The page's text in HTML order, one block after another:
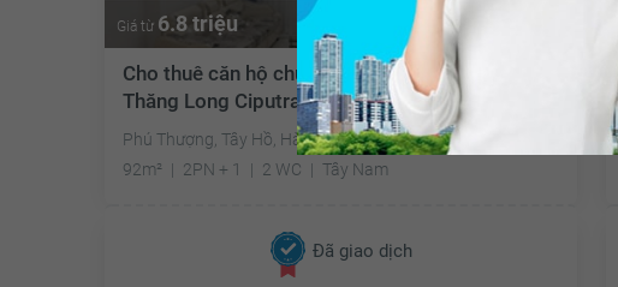
Giá từ 6.8 triệu
Cho thuê căn hộ chung cư Khu đô thị Nam
Thăng Long Ciputra Hanoi
Phú Thượng, Tây Hồ, Hà Nội
92m²
2PN + 1 2 WC Tây Nam
Đã giao dịch